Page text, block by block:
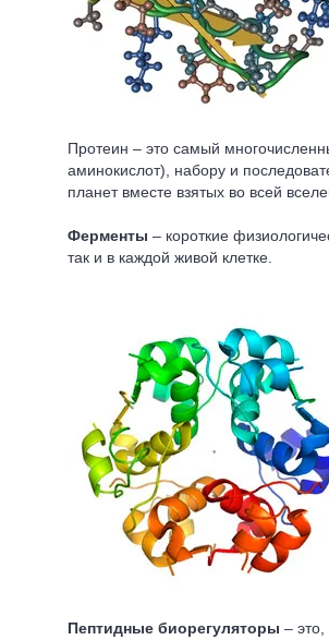
Протеин – это самый
аминокислот), набору и
планет вместе взятых во всей
Ферменты – короткие
так и в каждой живой клетке.
Пептидные биорегуляторы –